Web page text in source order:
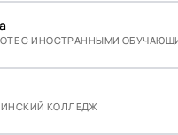
С ИНОСТРАННЫМИ
КОЛЛЕДЖ